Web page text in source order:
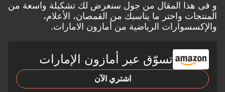
و فى هذا المقال من جول سنعرض لك تشكيلة واسعة من
المنتجات واختر ما يناسبك من القمصان، الأعلام،
والإكسسوارات الرياضية من أمازون الامارات.
تسوّق عبر أمازون الإمارات
اشتري الآن